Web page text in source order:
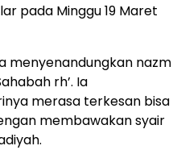
pada Minggu 19 Maret
menyenandungkan nazm
rh’. Ia
merasa terkesan bisa
membawakan syair